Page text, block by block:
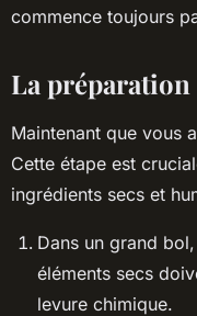
commence toujours
La
Maintenant que vous
Cette étape est
ingrédients secs et
Dans un grand
éléments secs
levure chimique.